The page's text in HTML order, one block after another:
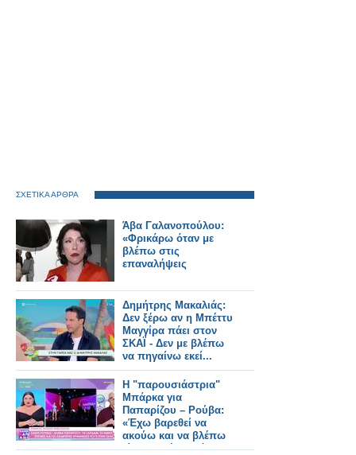
ΣΧΕΤΙΚΑ ΑΡΘΡΑ
Άβα Γαλανοπούλου:
«Φρικάρω όταν με
βλέπω στις
επαναλήψεις
Δημήτρης Μακαλιάς:
Δεν ξέρω αν η Μπέττυ
Μαγγίρα πάει στον
ΣΚΑΪ - Δεν με βλέπω
να πηγαίνω εκεί...
Η "παρουσιάστρια"
Μπάρκα για
Παπαρίζου – Ρούβα:
«Έχω βαρεθεί να
ακούω και να βλέπω
τίτλους “ήταν χάλια”